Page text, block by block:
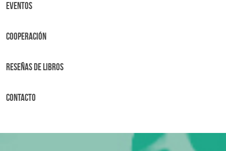
Eventos
Cooperación
Reseñas de libros
Contacto